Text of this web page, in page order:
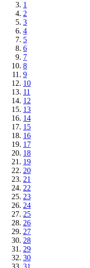
1
2
3
4
5
6
7
8
9
10
11
12
13
14
15
16
17
18
19
20
21
22
23
24
25
26
27
28
29
30
31